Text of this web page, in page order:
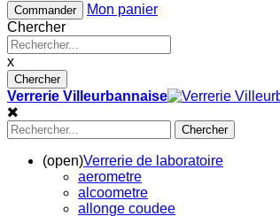
Commander
Mon panier
Chercher
x
Chercher
Verrerie Villeurbannaise
Chercher
(open)Verrerie de laboratoire
aerometre
alcoometre
allonge coudee